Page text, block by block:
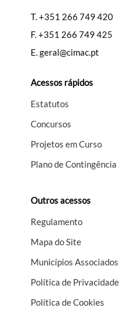
T.+351 266 749 420
F.+351 266 749 425
E.geral@cimac.pt
Acessos rápidos
Estatutos
Concursos
Projetos em Curso
Plano de Contingência
Outros acessos
Regulamento
Mapa do Site
Municípios Associados
Política de Privacidade
Política de Cookies